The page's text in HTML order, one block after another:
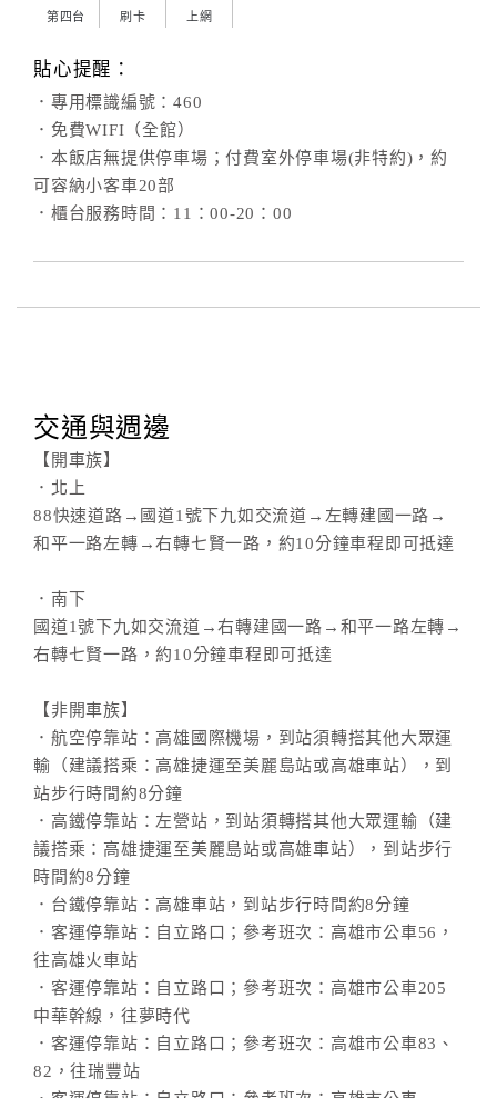
第四台 刷卡 上網
貼心提醒：
．專用標識編號：460
．免費WIFI（全館）
．本飯店無提供停車場；付費室外停車場(非特約)，約
可容納小客車20部
．櫃台服務時間：11：00-20：00
交通與週邊
【開車族】
．北上
88快速道路→國道1號下九如交流道→左轉建國一路→
和平一路左轉→右轉七賢一路，約10分鐘車程即可抵達
．南下
國道1號下九如交流道→右轉建國一路→和平一路左轉→
右轉七賢一路，約10分鐘車程即可抵達
【非開車族】
．航空停靠站：高雄國際機場，到站須轉搭其他大眾運
輸（建議搭乘：高雄捷運至美麗島站或高雄車站），到
站步行時間約8分鐘
．高鐵停靠站：左營站，到站須轉搭其他大眾運輸（建
議搭乘：高雄捷運至美麗島站或高雄車站），到站步行
時間約8分鐘
．台鐵停靠站：高雄車站，到站步行時間約8分鐘
．客運停靠站：自立路口；參考班次：高雄市公車56，
往高雄火車站
．客運停靠站：自立路口；參考班次：高雄市公車205
中華幹線，往夢時代
．客運停靠站：自立路口；參考班次：高雄市公車83、
82，往瑞豐站